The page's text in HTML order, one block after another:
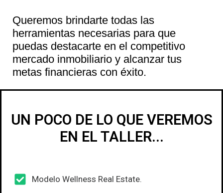
Queremos brindarte todas las
herramientas necesarias para que
puedas destacarte en el competitivo
mercado inmobiliario y alcanzar tus
metas financieras con éxito.
UN POCO DE LO QUE VEREMOS
EN EL TALLER...
Modelo Wellness Real Estate.